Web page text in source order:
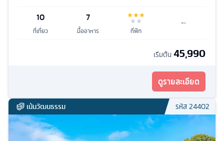
10
ที่เที่ยว
7
มื้ออาหาร ที่พัก
เริ่มต้น 45,990
ดูรายละเอียด
เน้นวัฒนธรรม รหัส24402